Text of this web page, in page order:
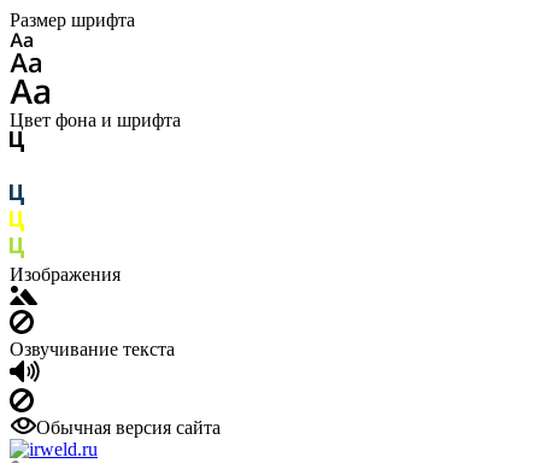
Размер шрифта
Цвет фона и шрифта
Изображения
Озвучивание текста
Обычная версия сайта